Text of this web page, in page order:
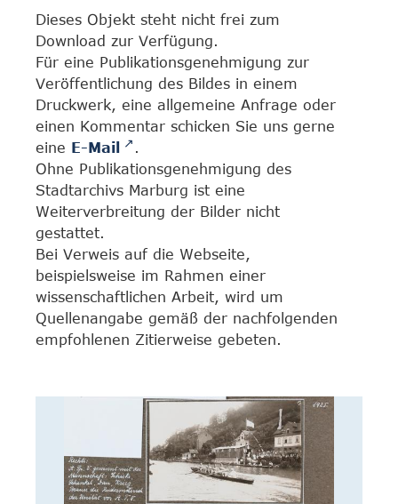
Dieses Objekt steht nicht frei zum
Download zur Verfügung.
Für eine Publikationsgenehmigung zur
Veröffentlichung des Bildes in einem
Druckwerk, eine allgemeine Anfrage oder
einen Kommentar schicken Sie uns gerne
eine E-Mail
.
Ohne Publikationsgenehmigung des
Stadtarchivs Marburg ist eine
Weiterverbreitung der Bilder nicht
gestattet.
Bei Verweis auf die Webseite,
beispielsweise im Rahmen einer
wissenschaftlichen Arbeit, wird um
Quellenangabe gemäß der nachfolgenden
empfohlenen Zitierweise gebeten.